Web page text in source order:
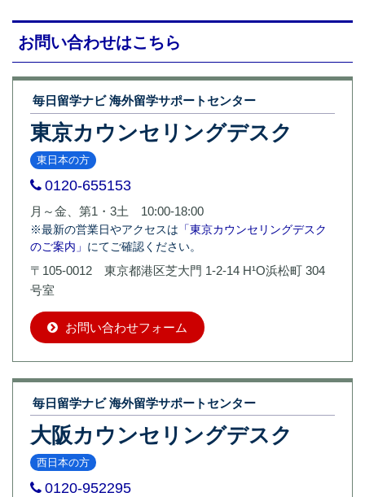
お問い合わせはこちら
毎日留学ナビ 海外留学サポートセンター
東京カウンセリングデスク
東日本の方
0120-655153
月～金、第1・3土 10:00-18:00
※最新の営業日やアクセスは 「東京カウンセリングデスク
のご案内」 にてご確認ください。
〒105-0012 東京都港区芝大門 1-2-14 H¹O浜松町 304
号室
お問い合わせフォーム
毎日留学ナビ 海外留学サポートセンター
大阪カウンセリングデスク
西日本の方
0120-952295